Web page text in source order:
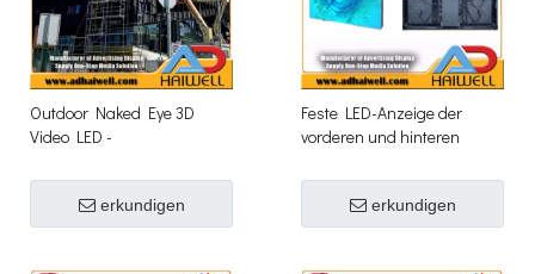
Outdoor Naked Eye 3D
Video LED -
erkundigen
Feste LED-Anzeige der
vorderen und hinteren
erkundigen